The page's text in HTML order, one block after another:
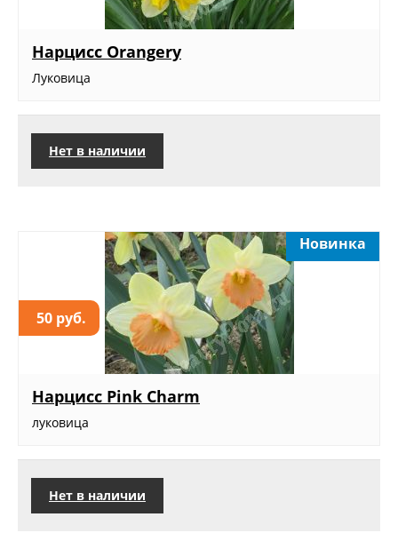
Нарцисс Orangery
Луковица
Нет в наличии
50 руб.
Новинка
Нарцисс Pink Charm
луковица
Нет в наличии